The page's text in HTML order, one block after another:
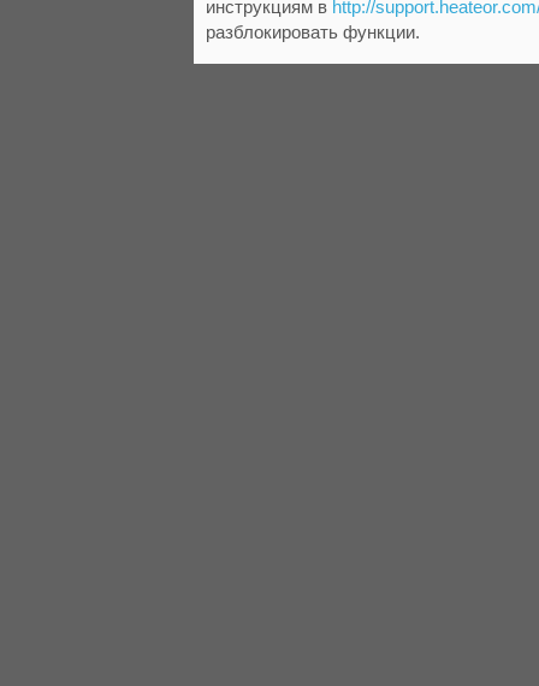
инструкциям в http://
разблокировать функции.